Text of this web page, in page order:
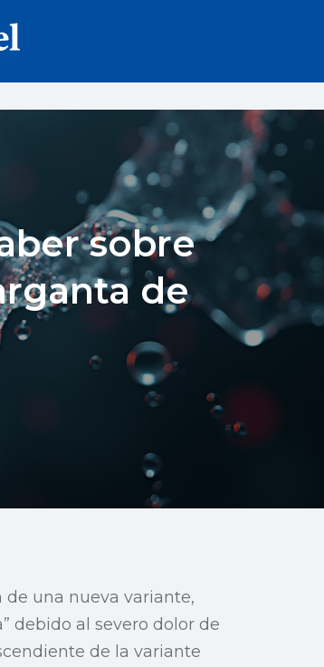
sobre
de
de una nueva variante,
debido al severo dolor de
de la variante